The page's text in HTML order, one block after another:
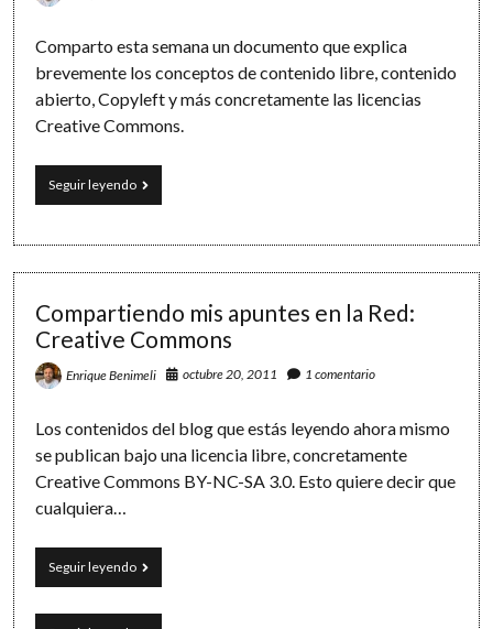
Innovación
Lectura
Historia del Arte
Lengua
Música
Bases de datos
Hoja de cálculo
Programación
Redes de ordenadores
Redes sociales
Software
Geometría
twitter
Comparto esta semana un documento que explica
brevemente los conceptos de contenido libre, contenido
abierto, Copyleft y más concretamente las licencias
Creative Commons.
Seguir leyendoContenidos
libres:
licencias
Compartiendo mis apuntes en la Red:
Creative Commons
Enrique Benimeli octubre 20, 2011 1 comentario
Los contenidos del blog que estás leyendo ahora mismo
se publican bajo una licencia libre, concretamente
Creative Commons BY-NC-SA 3.0. Esto quiere decir que
cualquiera…
Seguir leyendoCompartiendo
mis